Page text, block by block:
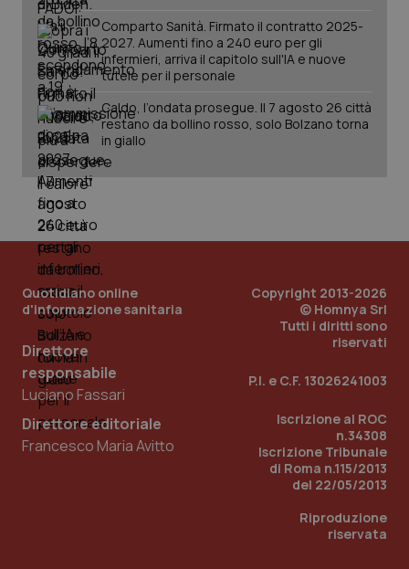
Comparto Sanità. Firmato il contratto 2025-
2027. Aumenti fino a 240 euro per gli
infermieri, arriva il capitolo sull'IA e nuove
tutele per il personale
Caldo, l’ondata prosegue. Il 7 agosto 26 città
restano da bollino rosso, solo Bolzano torna
in giallo
Quotidiano online
d'informazione sanitaria
Direttore
responsabile
Luciano Fassari
Direttore editoriale
Francesco Maria Avitto
Copyright 2013-2026
© Homnya Srl
Tutti i diritti sono
riservati
P.I. e C.F. 13026241003
Iscrizione al ROC
n.34308
Iscrizione Tribunale
di Roma n.115/2013
del 22/05/2013
Riproduzione
riservata
PHPSESSID
PHP.net
www.quotidianosanita.it